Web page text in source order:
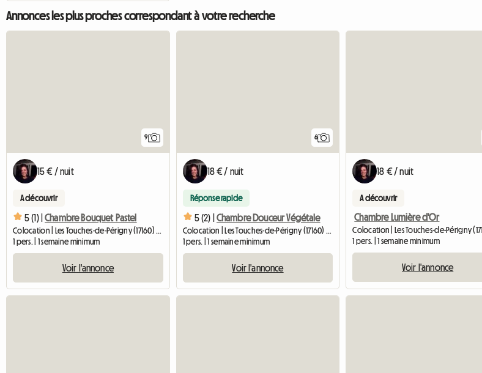
Annonces les plus proches correspondant à votre recherche
9
15 € / nuit
A découvrir
5 (1) | Chambre Bouquet Pastel
Colocation | Les Touches-de-Périgny (17160) | 9 M2
1 pers. | 1 semaine minimum
Voir l'annonce
6
18 € / nuit
Réponse rapide
5 (2) | Chambre Douceur Végétale
Colocation | Les Touches-de-Périgny (17160) | 15 M2
1 pers. | 1 semaine minimum
Voir l'annonce
18 € / nuit
A découvrir
Chambre Lumière d'Or
1 pers. | 1 semaine minimum
Voir l'annonce